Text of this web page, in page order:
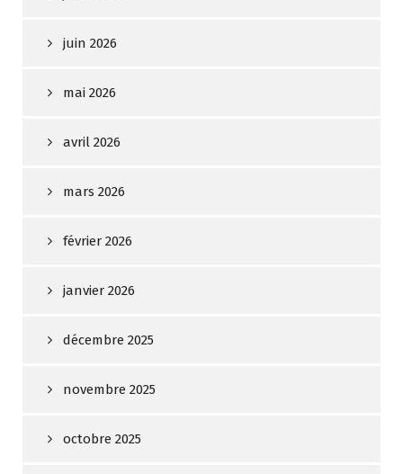
juin 2026
mai 2026
avril 2026
mars 2026
février 2026
janvier 2026
décembre 2025
novembre 2025
octobre 2025